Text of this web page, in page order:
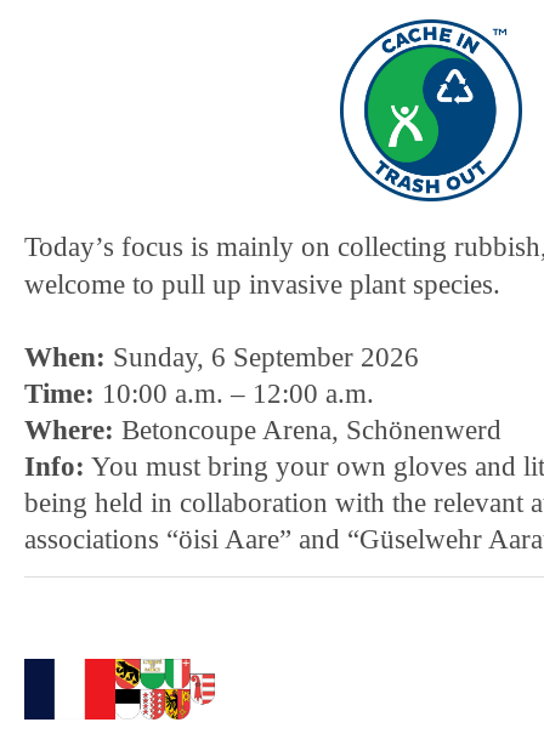
Today’s focus is mainly on collecting
welcome to pull up invasive plant species.
When: Sunday, 6 September 2026
Time: 10:00 a.m. – 12:00 a.m.
Where: Betoncoupe Arena, Schönenwerd
Info: You must bring your own gloves and
being held in collaboration with the relevant
associations “öisi Aare” and “Güselwehr